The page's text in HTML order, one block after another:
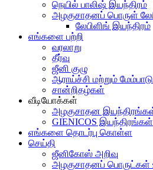
நெயில் பாலிஷ் இயந்திரம்
அழகுசாதனப் பொருள்
லேபிளிங் இயந்திரம்
எங்களை பற்றி
வரலாறு
தீர்வு
ஜீனி குழு
ஆராய்ச்சி மற்றும் மேம்பாடு
சான்றிதழ்கள்
வீடியோக்கள்
அழகுசாதன இயந்திரங்கள்
GIENICOS இயந்திரங்கள்
எங்களை தொடர்பு கொள்ள
செய்தி
ஜீனிகோஸ் அறிவு
அழகுசாதனப் பொருட்கள்